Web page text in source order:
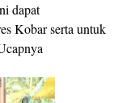
dapat
Kobar serta untuk